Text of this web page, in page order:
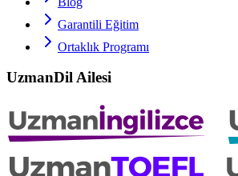
Garantili Eğitim
Ortaklık Programı
UzmanDil Ailesi